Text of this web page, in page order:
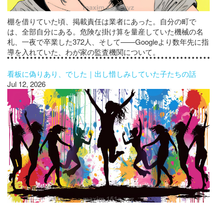
棚を借りていた頃、掲載責任は業者にあった。自分の町で
は、全部自分にある。危険な掛け算を量産していた機械の名
札、一夜で卒業した372人、そして——Googleより数年先に指
導を入れていた、わが家の監査機関について。
看板に偽りあり、でした｜出し惜しみしていた子たちの話
Jul 12, 2026